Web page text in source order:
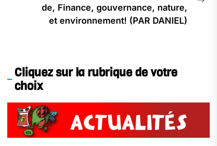
de, Finance, gouvernance, nature,
et environnement! (PAR DANIEL)
Cliquez sur la rubrique de votre
choix